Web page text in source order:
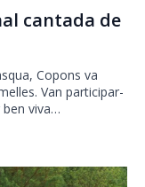
cantada de
Copons va
Van participar-
ben viva…